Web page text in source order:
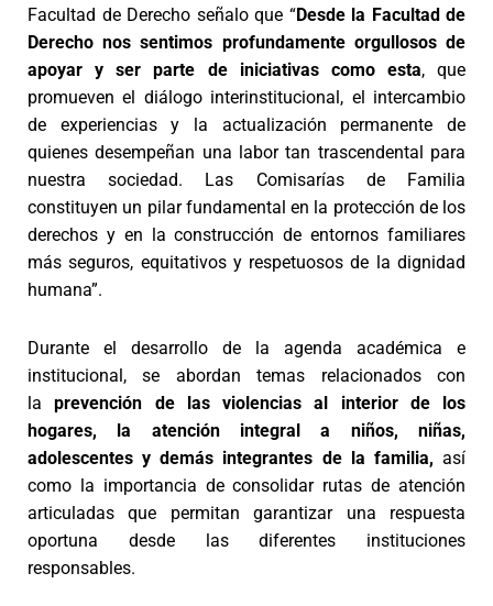
Facultad de Derecho señalo que “Desde la Facultad de
Derecho nos sentimos profundamente orgullosos de
apoyar y ser parte de iniciativas como esta, que
promueven el diálogo interinstitucional, el intercambio
de experiencias y la actualización permanente de
quienes desempeñan una labor tan trascendental para
nuestra sociedad. Las Comisarías de Familia
constituyen un pilar fundamental en la protección de los
derechos y en la construcción de entornos familiares
más seguros, equitativos y respetuosos de la dignidad
humana”.
Durante el desarrollo de la agenda académica e
institucional, se abordan temas relacionados con
laprevención de las violencias al interior de los
hogares, la atención integral a niños, niñas,
adolescentes y demás integrantes de la familia, así
como la importancia de consolidar rutas de atención
articuladas que permitan garantizar una respuesta
oportuna desde las diferentes instituciones
responsables.